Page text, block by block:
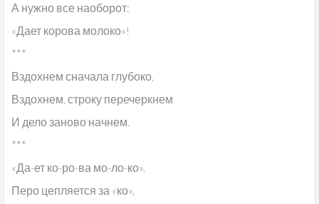
А нужно все наоборот:
«Дает корова молоко»!
***
Вздохнем сначала глубоко,
Вздохнем, строку перечеркнем
И дело заново начнем.
***
«Да-ет ко-ро-ва мо-ло-ко».
Перо цепляется за «ко»,